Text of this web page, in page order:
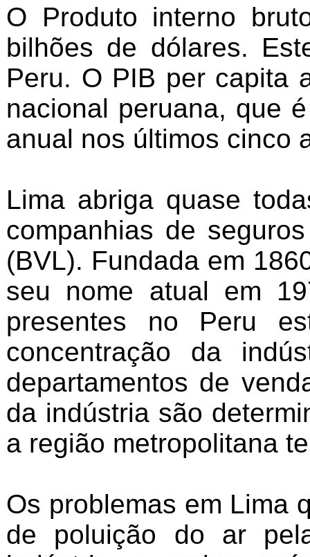
O Produto interno
bilhões de dólares.
Peru. O PIB per capita
nacional peruana, que
anual nos últimos cinco
Lima abriga quase
companhias de
(BVL). Fundada em
seu nome atual em
presentes no Peru
concentração da
departamentos de
da indústria são
a região metropolitana
Os problemas em Lima
de poluição do ar